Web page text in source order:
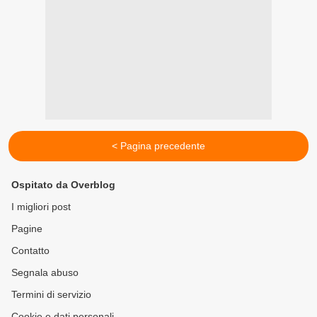
< Pagina precedente
Ospitato da Overblog
I migliori post
Pagine
Contatto
Segnala abuso
Termini di servizio